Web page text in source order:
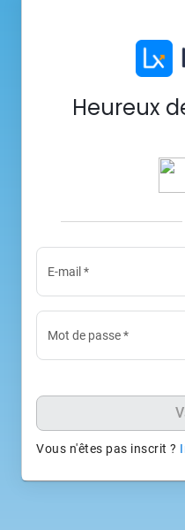
Heureux
E-mail *
Mot de passe*
Vous n'êtes pas inscrit ?